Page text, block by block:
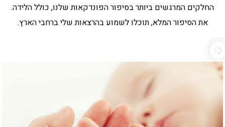
החלקים המרגשים ביותר בסיפור הפונדקאות שלנו, כולל הלידה.
את הסיפור המלא, תוכלו לשמוע בהרצאות שלי ברחבי הארץ.